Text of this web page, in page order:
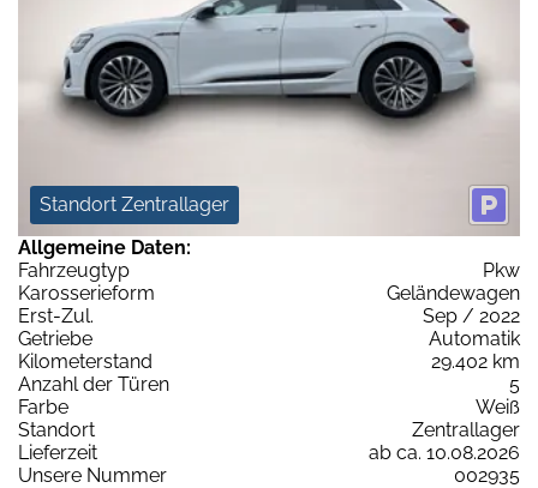
Standort Zentrallager
Allgemeine Daten:
Fahrzeugtyp
Pkw
Karosserieform
Geländewagen
Erst-Zul.
Sep / 2022
Getriebe
Automatik
Kilometerstand
29.402 km
Anzahl der Türen
5
Farbe
Weiß
Standort
Zentrallager
Lieferzeit
ab ca. 10.08.2026
Unsere Nummer
002935